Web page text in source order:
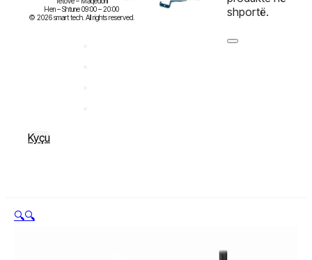
Hen – Shtune 09:00 – 20:00
Kyçu
shportë.
🔍🔍